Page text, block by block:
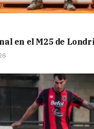
en el M25 de